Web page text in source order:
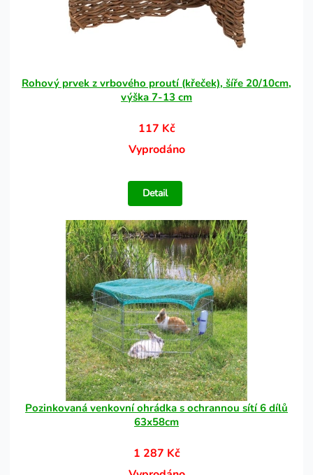
Rohový prvek z vrbového proutí (křeček), šíře 20/10cm,
výška 7-13 cm
117 Kč
Vyprodáno
Detail
Pozinkovaná venkovní ohrádka s ochrannou sítí 6 dílů
63x58cm
1 287 Kč